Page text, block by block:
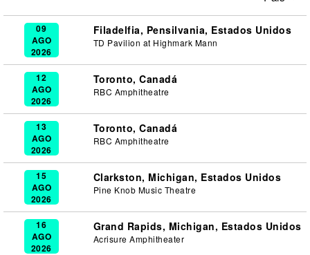
09
AGO
2026
Filadelfia, Pensilvania, Estados Unidos
TD Pavilion at Highmark Mann
12
AGO
2026
Toronto, Canadá
RBC Amphitheatre
13
AGO
2026
Toronto, Canadá
RBC Amphitheatre
15
AGO
2026
Clarkston, Michigan, Estados Unidos
Pine Knob Music Theatre
16
AGO
2026
Grand Rapids, Michigan, Estados Unidos
Acrisure Amphitheater